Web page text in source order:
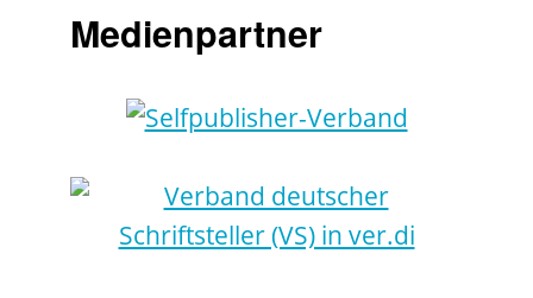
Medienpartner